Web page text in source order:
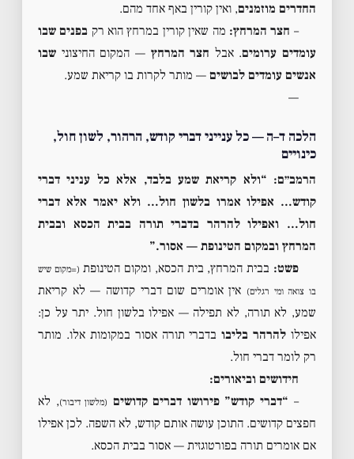
החדרים מוזמנים, ואין קורין באף אחד מהם.
– חצר המרחץ: מה שאין קורין במרחץ הוא רק בפנים שבו
עומדים ערומים. אבל חצר המרחץ — המקום החיצוני שבו
אנשים עומדים לבושים — מותר לקרות בו קריאת שמע.
—
הלכה ד–ה — כל ענייני דברי קודש, הרהור, לשון חול,
כינויים
הרמב״ם: “ולא קריאת שמע בלבד, אלא כל עניני דברי
קודש… אפילו אמרו בלשון חול… ולא יאמר אלא דברי
חול… ואפילו להרהר בדברי תורה בבית הכסא ובבית
המרחץ ובמקום הטינופת — אסור.”
פשט: בבית המרחץ, בית הכסא, ומקום הטינופת (=מקום שיש
בו צואה ומי רגלים) אין אומרים שום דברי קדושה — לא קריאת
שמע, לא תורה, לא תפילה — אפילו בלשון חול. יתר על כן:
אפילו להרהר בליבובדברי תורה אסור במקומות אלו. מותר
רק לומר דברי חול.
חידושים וביאורים:
– “דברי קודש” פירושו דברים קדושים (מלשון דיבור), לא
חפצים קדושים. התוכן עושה אותם קודש, לא השפה. לכן אפילו
אם אומרים תורה בפורטוגזית — אסור בבית הכסא.